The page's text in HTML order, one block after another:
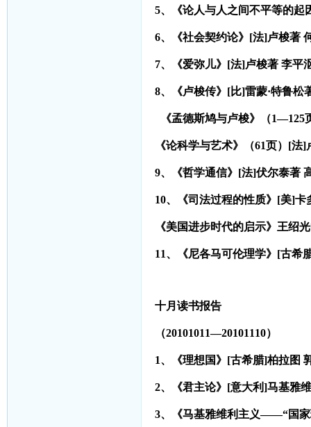
5、《论人与人之间不平等的起
6、《社会契约论》[法]卢梭著
7、《爱弥儿》[法]卢梭著 李平
8、《卢梭传》[比]雷蒙·特鲁松
《孟德斯鸠与卢梭》（1—125
《论科学与艺术》（61页）[法
9、《哲学通信》[法]伏尔泰著
10、《司法过程的性质》[美]卡
《美国进步时代的启示》王绍
11、《尼各马可伦理学》[古希
十月读书报告
（20101011—20101110）
1、《理想国》[古希腊]柏拉图
2、《君主论》[意大利]马基雅
3、《马基雅维利主义——“国家